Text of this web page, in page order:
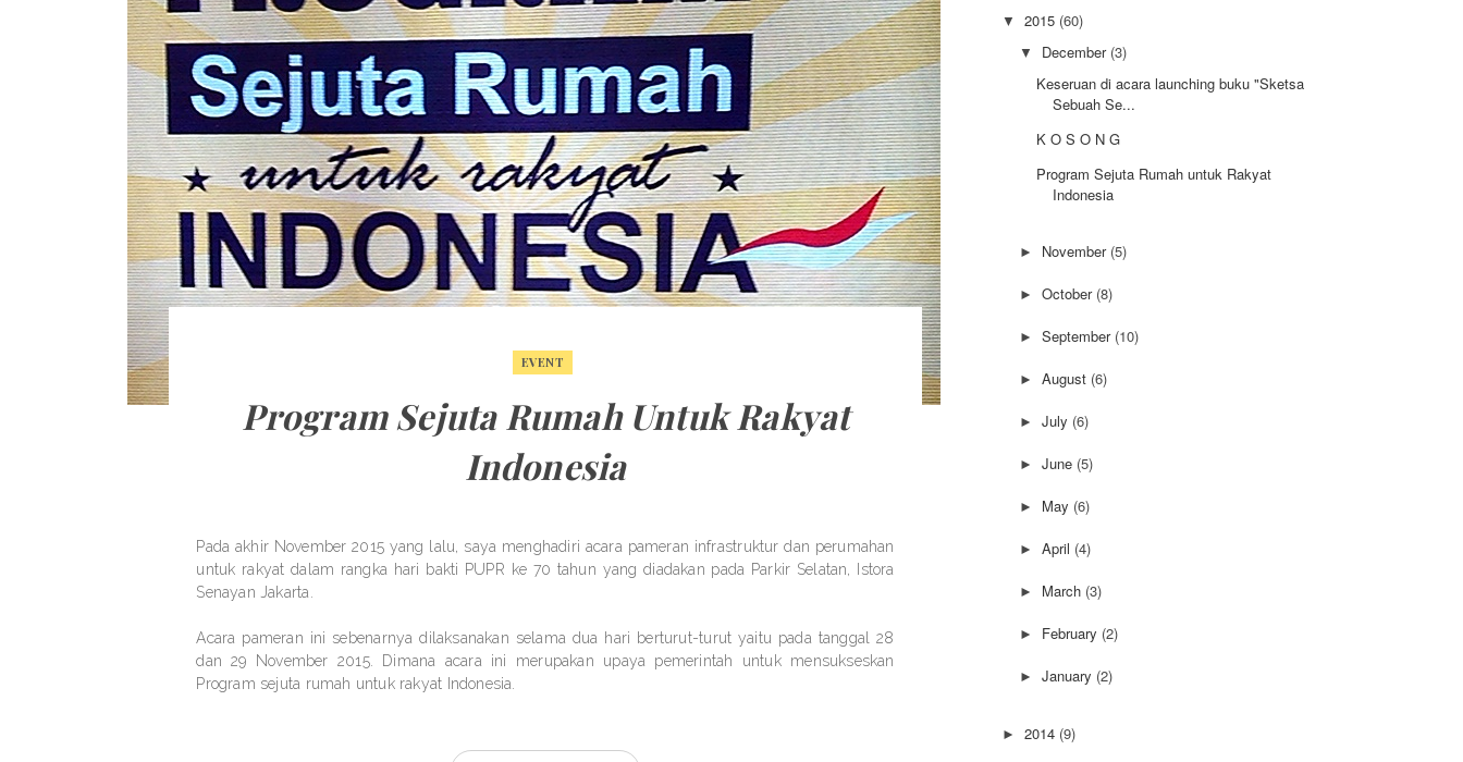
EVENT
Program Sejuta Rumah Untuk Rakyat
Indonesia
Pada akhir November 2015 yang lalu, saya menghadiri acara pameran infrastruktur dan perumahan
untuk rakyat dalam rangka hari bakti PUPR ke 70 tahun yang diadakan pada Parkir Selatan, Istora
Senayan Jakarta.
Acara pameran ini sebenarnya dilaksanakan selama dua hari berturut-turut yaitu pada tanggal 28
dan 29 November 2015. Dimana acara ini merupakan upaya pemerintah untuk mensukseskan
Program sejuta rumah untuk rakyat Indonesia.
▼ 2015 (60)
▼ December (3)
Keseruan di acara launching buku "Sketsa
Sebuah Se...
K O S O N G
Program Sejuta Rumah untuk Rakyat
Indonesia
► November (5)
► October (8)
► September (10)
► August (6)
► July (6)
► June (5)
► May (6)
► April (4)
► March (3)
► February (2)
► January (2)
► 2014 (9)